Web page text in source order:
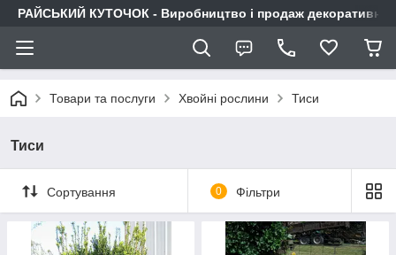
РАЙСЬКИЙ КУТОЧОК - Виробництво і продаж декоративних
Товари та послуги Хвойні рослини Тиси
Тиси
Сортування 0 Фільтри